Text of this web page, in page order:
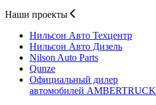
Наши проекты
Нильсон Авто Техцентр
Нильсон Авто Дизель
Nilson Auto Parts
Qunze
Официальный дилер
автомобилей AMBERTRUCK